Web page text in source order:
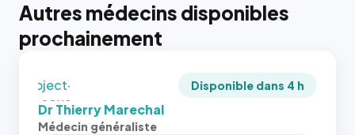
Autres médecins disponibles
prochainement
puisque la
photo est
recadrée
`object-
fit: cover`.
Sans ces
Disponible dans 4 h
Dr Thierry Marechal
Médecin généraliste